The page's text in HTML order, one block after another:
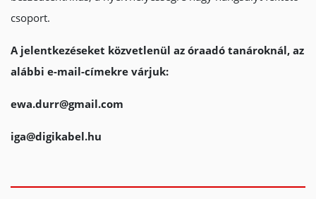
csoport.
A jelentkezéseket közvetlenül az óraadó tanároknál, az
alábbi e-mail-címekre várjuk:
ewa.durr@gmail.com
iga@digikabel.hu